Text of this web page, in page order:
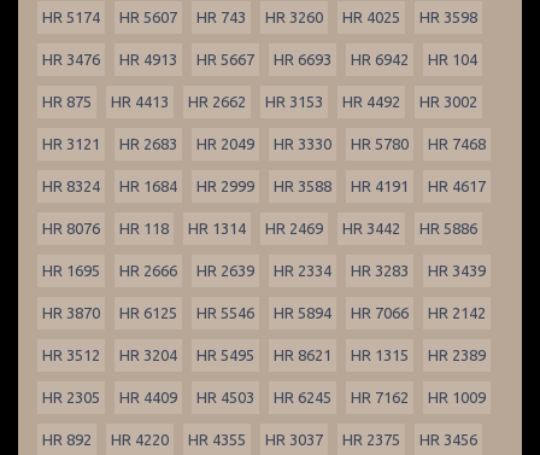
HR 5174 HR 5607 HR 743 HR 3260 HR 4025 HR 3598
HR 3476 HR 4913 HR 5667 HR 6693 HR 6942 HR 104
HR 875 HR 4413 HR 2662 HR 3153 HR 4492 HR 3002
HR 3121 HR 2683 HR 2049 HR 3330 HR 5780 HR 7468
HR 8324 HR 1684 HR 2999 HR 3588 HR 4191 HR 4617
HR 8076 HR 118 HR 1314 HR 2469 HR 3442 HR 5886
HR 1695 HR 2666 HR 2639 HR 2334 HR 3283 HR 3439
HR 3870 HR 6125 HR 5546 HR 5894 HR 7066 HR 2142
HR 3512 HR 3204 HR 5495 HR 8621 HR 1315 HR 2389
HR 2305 HR 4409 HR 4503 HR 6245 HR 7162 HR 1009
HR 892 HR 4220 HR 4355 HR 3037 HR 2375 HR 3456